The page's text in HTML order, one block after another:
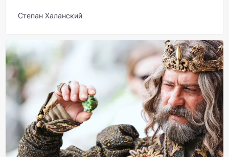
Степан Халанский